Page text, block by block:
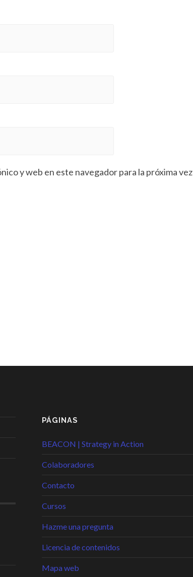
y web en este navegador para la próxima vez
PÁGINAS
BEACON | Strategy in Action
Colaboradores
Contacto
Cursos
Hazme una pregunta
Licencia de contenidos
Mapa web